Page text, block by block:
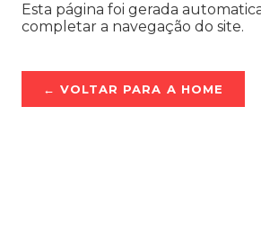
Esta página foi gerada
completar a navegação do site.
← VOLTAR PARA A HOME